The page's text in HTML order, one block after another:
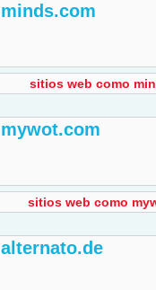
minds.com
sitios web como
mywot.com
sitios web como
alternato.de